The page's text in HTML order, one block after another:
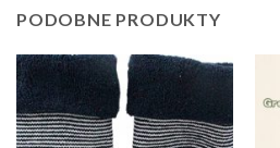
PODOBNE PRODUKTY